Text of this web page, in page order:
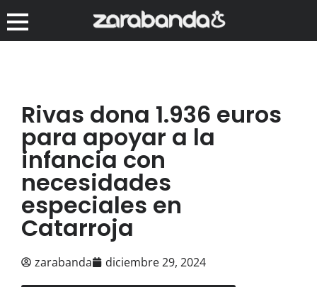
Rivas dona 1.936 euros
para apoyar a la
infancia con
necesidades
especiales en
Catarroja
zarabanda diciembre 29, 2024